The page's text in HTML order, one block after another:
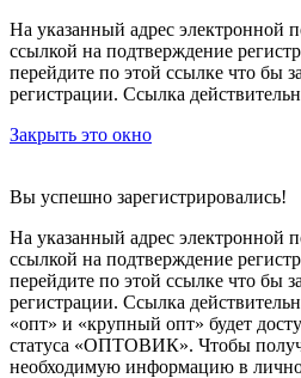
На указанный адрес электронной
ссылкой на подтверждение
перейдите по этой ссылке что бы
регистрации. Ссылка
Закрыть это окно
Вы успешно зарегистрировались!
На указанный адрес электронной
ссылкой на подтверждение
перейдите по этой ссылке что бы
регистрации. Ссылка
«опт» и «крупный опт» будет
статуса «ОПТОВИК». Чтобы
необходимую информацию в